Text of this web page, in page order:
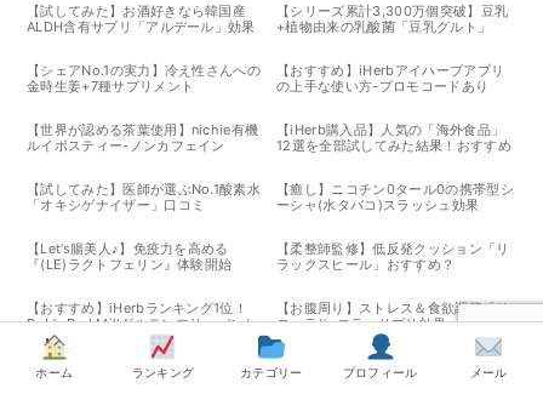
【試してみた】お酒好きなら韓国産
ALDH含有サプリ「アルデール」効果
【シリーズ累計3,300万個突破】豆乳
+植物由来の乳酸菌「豆乳グルト」
【シェアNo.1の実力】冷え性さんへの
金時生姜+7種サプリメント
【おすすめ】iHerbアイハーブアプリ
の上手な使い方-プロモコードあり
【世界が認める茶葉使用】nichie有機
ルイボスティー-ノンカフェイン
【iHerb購入品】人気の「海外食品」
12選を全部試してみた結果！おすすめ
【試してみた】医師が選ぶNo.1酸素水
「オキシゲナイザー」口コミ
【癒し】ニコチン0タール0の携帯型シ
ーシャ(水タバコ)スラッシュ効果
【Let’s腸美人♪】免疫力を高める
『(LE)ラクトフェリン』体験開始
【柔整師監修】低反発クッション「リ
ラックスヒール」おすすめ？
【おすすめ】iHerbランキング1位！
Bob’s Red Millグルテンフリーパンケ
ーキミックスの感想
【お腹周り】ストレス＆食欲調節「リ
ローラ/レロラ」サプリ効果
ホーム ランキング カテゴリー プロフィール メール